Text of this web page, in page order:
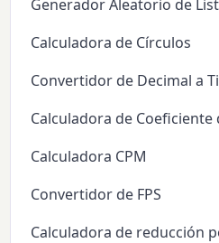
Generador Aleatorio de
Calculadora de Círculos
Convertidor de Decimal a
Calculadora de Coeficiente
Calculadora CPM
Convertidor de FPS
Calculadora de reducción